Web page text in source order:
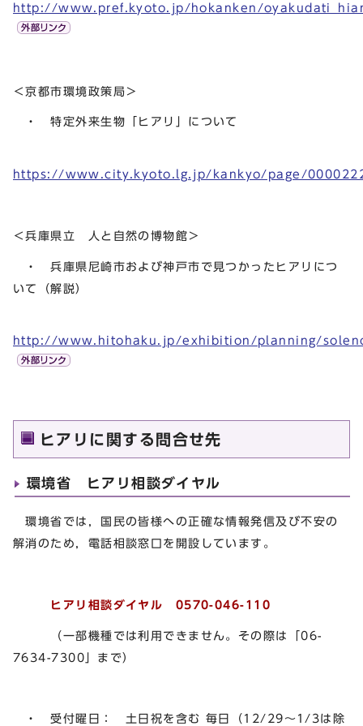
http://www.pref.kyoto.jp/hokanken/
＜京都市環境政策局＞
・ 特定外来生物「ヒアリ」について
https://www.city.kyoto.lg.jp/kankyo/page/
＜兵庫県立 人と自然の博物館＞
・ 兵庫県尼崎市および神戸市で見つかったヒアリにつ
いて（解説）
http://www.hitohaku.jp/exhibition/planning/
ヒアリに関する問合せ先
環境省 ヒアリ相談ダイヤル
環境省では，国民の皆様への正確な情報発信及び不安の
解消のため，電話相談窓口を開設しています。
ヒアリ相談ダイヤル 0570-046-110
（一部機種では利用できません。その際は「06-
7634-7300」まで）
・ 受付曜日： 土日祝を含む 毎日（12/29～1/3は除